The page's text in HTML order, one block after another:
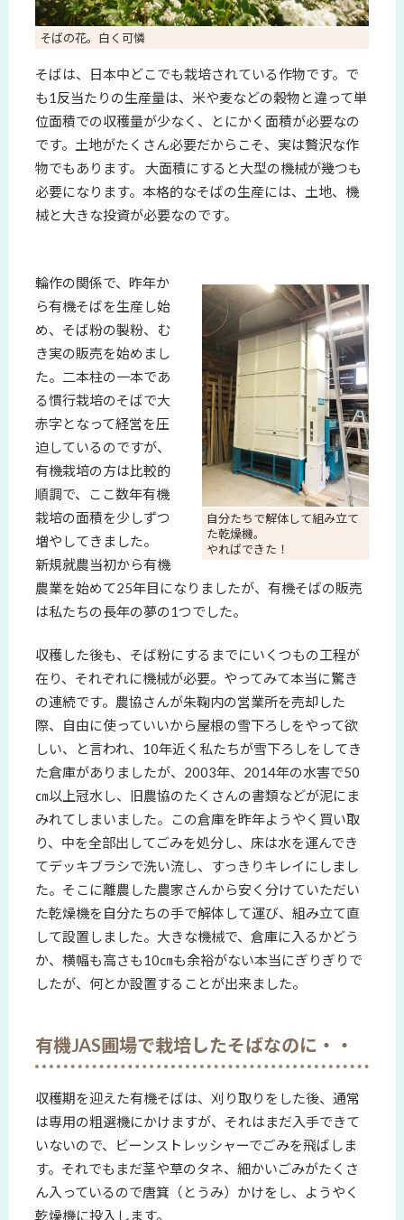
そばの花。白く可憐
そばは、日本中どこでも栽培されている作物です。で
も1反当たりの生産量は、米や麦などの穀物と違って単
位面積での収穫量が少なく、とにかく面積が必要なの
です。土地がたくさん必要だからこそ、実は贅沢な作
物でもあります。 大面積にすると大型の機械が幾つも
必要になります。本格的なそばの生産には、土地、機
械と大きな投資が必要なのです。
自分たちで解体して組み立て
た乾燥機。
やればできた！
輪作の関係で、昨年か
ら有機そばを生産し始
め、そば粉の製粉、む
き実の販売を始めまし
た。二本柱の一本であ
る慣行栽培のそばで大
赤字となって経営を圧
迫しているのですが、
有機栽培の方は比較的
順調で、ここ数年有機
栽培の面積を少しずつ
増やしてきました。
新規就農当初から有機
農業を始めて25年目になりましたが、有機そばの販売
は私たちの長年の夢の1つでした。
収穫した後も、そば粉にするまでにいくつもの工程が
在り、それぞれに機械が必要。やってみて本当に驚き
の連続です。農協さんが朱鞠内の営業所を売却した
際、自由に使っていいから屋根の雪下ろしをやって欲
しい、と言われ、10年近く私たちが雪下ろしをしてき
た倉庫がありましたが、2003年、2014年の水害で50
㎝以上冠水し、旧農協のたくさんの書類などが泥にま
みれてしまいました。この倉庫を昨年ようやく買い取
り、中を全部出してごみを処分し、床は水を運んでき
てデッキブラシで洗い流し、すっきりキレイにしまし
た。そこに離農した農家さんから安く分けていただい
た乾燥機を自分たちの手で解体して運び、組み立て直
して設置しました。大きな機械で、倉庫に入るかどう
か、横幅も高さも10㎝も余裕がない本当にぎりぎりで
したが、何とか設置することが出来ました。
有機JAS圃場で栽培したそばなのに・・
収穫期を迎えた有機そばは、刈り取りをした後、通常
は専用の粗選機にかけますが、それはまだ入手できて
いないので、ビーンストレッシャーでごみを飛ばしま
す。それでもまだ茎や草のタネ、細かいごみがたくさ
ん入っているので唐箕（とうみ）かけをし、ようやく
乾燥機に投入します。